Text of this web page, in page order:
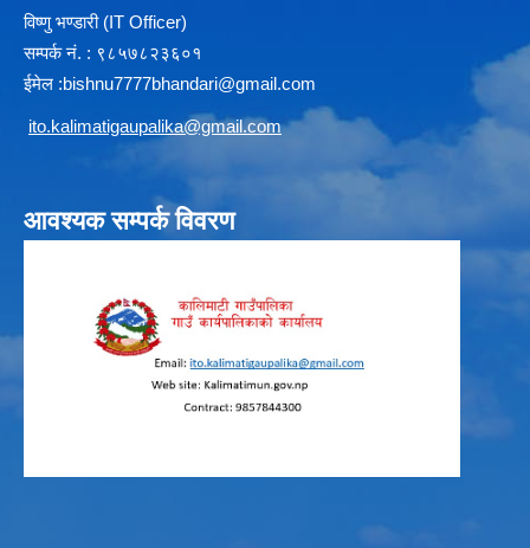
विष्णु भण्डारी (IT Officer)
सम्पर्क न‌ं. : ९८५७८२३६०१
ईमेल :bishnu7777bhandari@gmail.com
ito.kalimatigaupalika@gmail.com
आवश्यक सम्पर्क विवरण